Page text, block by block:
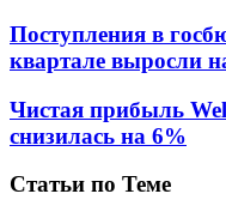
Поступления в
квартале выросли
Чистая прибыль
снизилась на 6%
Статьи по Теме